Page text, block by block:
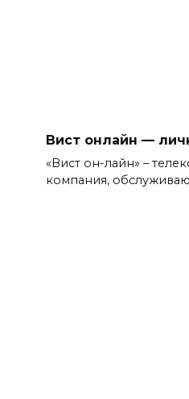
Вист онлайн —
«Вист он-лайн» –
компания,